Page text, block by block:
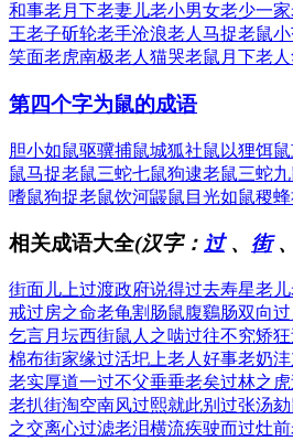
和事老月下老妻儿老小男女老少一
王老子斫轮老手沧浪老人 马捉老鼠
笑面老虎南极老人 猫哭老鼠 月下老人
第四个字为鼠的成语
胆小如鼠驱骥捕鼠城狐社鼠 以狸饵鼠
鼠马捉老鼠三蛇七鼠狗逮老鼠三蛇
嗜鼠狗捉老鼠饮河鼹鼠 目光如鼠稷
相关成语大全(汉字： 过、 街、
街面儿上过渡政府说得过去寿星老儿
戒过房之命老龟割肠鼠腹鷄肠双向
乞言月坛西街鼠人之啮过往不究矫
棉布街家缘过活圯上老人 好事老奶
老实厚道一过不父垂垂老矣过林之虎
老扒街淘空南风过熙就此别过张汤
之交离心过滤老泪横流疾驶而过灶